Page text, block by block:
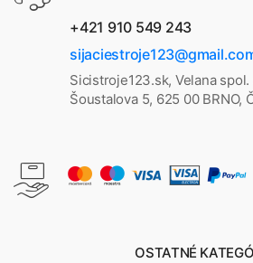
+421 910 549 243
Sicistroje123.sk, Velana spol.
Šoustalova 5, 625 00 BRNO,
OSTATNÉ